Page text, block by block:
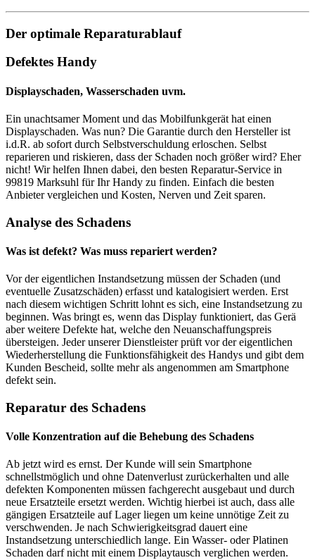
Der optimale Reparaturablauf
Defektes Handy
Displayschaden, Wasserschaden uvm.
Ein unachtsamer Moment und das Mobilfunkgerät hat einen
Displayschaden. Was nun? Die Garantie durch den Hersteller ist
i.d.R. ab sofort durch Selbstverschuldung erloschen. Selbst
reparieren und riskieren, dass der Schaden noch größer wird? Eher
nicht! Wir helfen Ihnen dabei, den besten Reparatur-Service in
99819 Marksuhl für Ihr Handy zu finden. Einfach die besten
Anbieter vergleichen und Kosten, Nerven und Zeit sparen.
Analyse des Schadens
Was ist defekt? Was muss repariert werden?
Vor der eigentlichen Instandsetzung müssen der Schaden (und
eventuelle Zusatzschäden) erfasst und katalogisiert werden. Erst
nach diesem wichtigen Schritt lohnt es sich, eine Instandsetzung zu
beginnen. Was bringt es, wenn das Display funktioniert, das Gerä
aber weitere Defekte hat, welche den Neuanschaffungspreis
übersteigen. Jeder unserer Dienstleister prüft vor der eigentlichen
Wiederherstellung die Funktionsfähigkeit des Handys und gibt dem
Kunden Bescheid, sollte mehr als angenommen am Smartphone
defekt sein.
Reparatur des Schadens
Volle Konzentration auf die Behebung des Schadens
Ab jetzt wird es ernst. Der Kunde will sein Smartphone
schnellstmöglich und ohne Datenverlust zurückerhalten und alle
defekten Komponenten müssen fachgerecht ausgebaut und durch
neue Ersatzteile ersetzt werden. Wichtig hierbei ist auch, dass alle
gängigen Ersatzteile auf Lager liegen um keine unnötige Zeit zu
verschwenden. Je nach Schwierigkeitsgrad dauert eine
Instandsetzung unterschiedlich lange. Ein Wasser- oder Platinen
Schaden darf nicht mit einem Displaytausch verglichen werden.